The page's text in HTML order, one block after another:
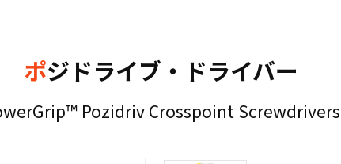
ポジドライブ・ドライバー
Pozidriv Crosspoint